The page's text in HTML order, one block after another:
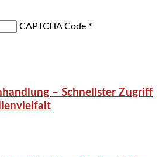
CAPTCHA Code *
– Schnellster Zugriff